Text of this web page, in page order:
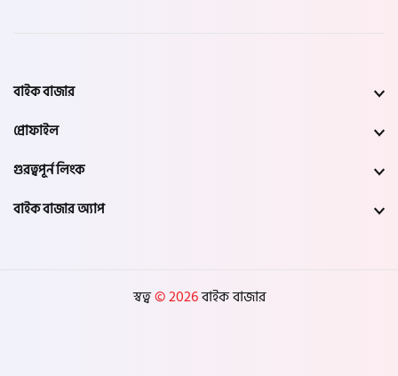
বাইক বাজার
প্রোফাইল
গুরত্বপূর্ন লিংক
বাইক বাজার অ্যাপ
স্বত্ব© 2026বাইক বাজার